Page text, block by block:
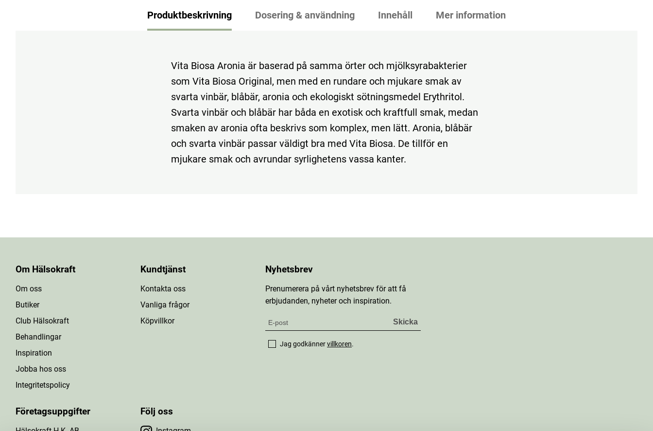
Produktbeskrivning Dosering & användning Innehåll Mer information
Vita Biosa Aronia är baserad på samma örter och mjölksyrabakterier
som Vita Biosa Original, men med en rundare och mjukare smak av
svarta vinbär, blåbär, aronia och ekologiskt sötningsmedel Erythritol.
Svarta vinbär och blåbär har båda en exotisk och kraftfull smak, medan
smaken av aronia ofta beskrivs som komplex, men lätt. Aronia, blåbär
och svarta vinbär passar väldigt bra med Vita Biosa. De tillför en
mjukare smak och avrundar syrlighetens vassa kanter.
Om Hälsokraft
Om oss
Butiker
Club Hälsokraft
Behandlingar
Inspiration
Jobba hos oss
Integritetspolicy
Kundtjänst
Kontakta oss
Vanliga frågor
Köpvillkor
Företagsuppgifter Följ oss
Nyhetsbrev
Prenumerera på vårt nyhetsbrev för att få
erbjudanden, nyheter och inspiration.
Jag godkännervillkoren.